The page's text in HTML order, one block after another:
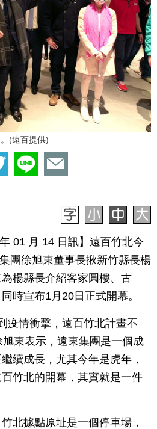
(遠百提供)
01 月 14 日訊】遠百竹北今
團徐旭東董事長揪新竹縣長楊
楊縣長介紹客家圓樓、古
時宣布1月20日正式開幕。
疫情衝擊，遠百竹北計畫不
東表示，遠東集團是一個成
續成長，尤其今年是虎年，
竹北的開幕，其實就是一件
北據點原址是一個停車場，